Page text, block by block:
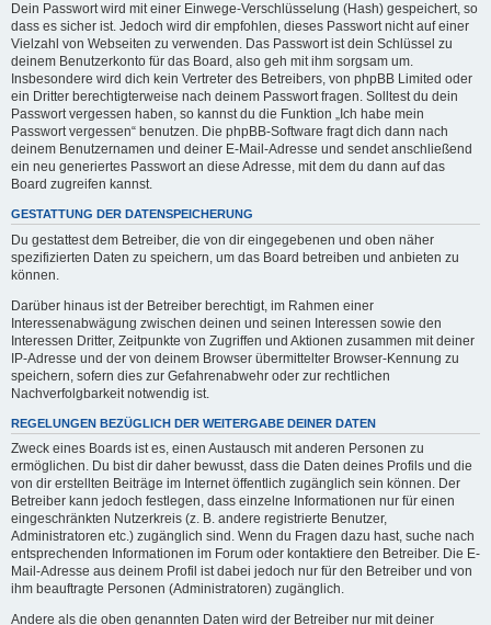
Dein Passwort wird mit einer Einwege-Verschlüsselung (Hash) gespeichert, so
dass es sicher ist. Jedoch wird dir empfohlen, dieses Passwort nicht auf einer
Vielzahl von Webseiten zu verwenden. Das Passwort ist dein Schlüssel zu
deinem Benutzerkonto für das Board, also geh mit ihm sorgsam um.
Insbesondere wird dich kein Vertreter des Betreibers, von phpBB Limited oder
ein Dritter berechtigterweise nach deinem Passwort fragen. Solltest du dein
Passwort vergessen haben, so kannst du die Funktion „Ich habe mein
Passwort vergessen“ benutzen. Die phpBB-Software fragt dich dann nach
deinem Benutzernamen und deiner E-Mail-Adresse und sendet anschließend
ein neu generiertes Passwort an diese Adresse, mit dem du dann auf das
Board zugreifen kannst.
GESTATTUNG DER DATENSPEICHERUNG
Du gestattest dem Betreiber, die von dir eingegebenen und oben näher
spezifizierten Daten zu speichern, um das Board betreiben und anbieten zu
können.
Darüber hinaus ist der Betreiber berechtigt, im Rahmen einer
Interessenabwägung zwischen deinen und seinen Interessen sowie den
Interessen Dritter, Zeitpunkte von Zugriffen und Aktionen zusammen mit deiner
IP-Adresse und der von deinem Browser übermittelter Browser-Kennung zu
speichern, sofern dies zur Gefahrenabwehr oder zur rechtlichen
Nachverfolgbarkeit notwendig ist.
REGELUNGEN BEZÜGLICH DER WEITERGABE DEINER DATEN
Zweck eines Boards ist es, einen Austausch mit anderen Personen zu
ermöglichen. Du bist dir daher bewusst, dass die Daten deines Profils und die
von dir erstellten Beiträge im Internet öffentlich zugänglich sein können. Der
Betreiber kann jedoch festlegen, dass einzelne Informationen nur für einen
eingeschränkten Nutzerkreis (z. B. andere registrierte Benutzer,
Administratoren etc.) zugänglich sind. Wenn du Fragen dazu hast, suche nach
entsprechenden Informationen im Forum oder kontaktiere den Betreiber. Die E-
Mail-Adresse aus deinem Profil ist dabei jedoch nur für den Betreiber und von
ihm beauftragte Personen (Administratoren) zugänglich.
Andere als die oben genannten Daten wird der Betreiber nur mit deiner